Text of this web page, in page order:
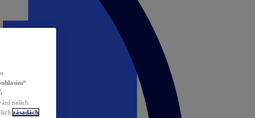
našich
zásadách